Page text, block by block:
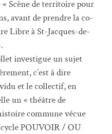
Scène de territoire pour
avant de prendre la co-
Libre à St-Jacques-de-
investigue un sujet
c’est à dire
et le collectif, en
un « théâtre de
commune vécue
POUVOIR / OU